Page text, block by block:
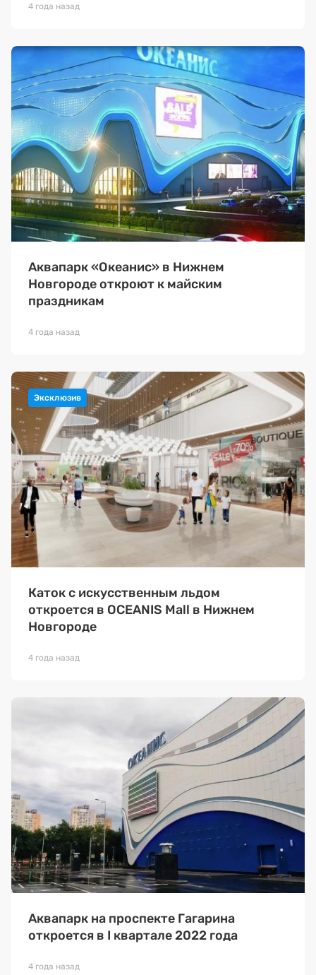
4 года назад
Аквапарк «Океанис» в Нижнем
Новгороде откроют к майским
праздникам
4 года назад
Каток с искусственным льдом
откроется в OCEANIS Mall в Нижнем
Новгороде
4 года назад
Аквапарк на проспекте Гагарина
откроется в I квартале 2022 года
4 года назад